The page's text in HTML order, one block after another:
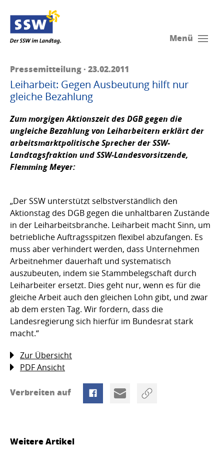
Menü
Pressemitteilung · 23.02.2011
Leiharbeit: Gegen Ausbeutung hilft nur
gleiche Bezahlung
Zum morgigen Aktionszeit des DGB gegen die
ungleiche Bezahlung von Leiharbeitern erklärt der
arbeitsmarktpolitische Sprecher der SSW-
Landtagsfraktion und SSW-Landesvorsitzende,
Flemming Meyer:
„Der SSW unterstützt selbstverständlich den
Aktionstag des DGB gegen die unhaltbaren Zustände
in der Leiharbeitsbranche. Leiharbeit macht Sinn, um
betriebliche Auftragsspitzen flexibel abzufangen. Es
muss aber verhindert werden, dass Unternehmen
Arbeitnehmer dauerhaft und systematisch
auszubeuten, indem sie Stammbelegschaft durch
Leiharbeiter ersetzt. Dies geht nur, wenn es für die
gleiche Arbeit auch den gleichen Lohn gibt, und zwar
ab dem ersten Tag. Wir fordern, dass die
Landesregierung sich hierfür im Bundesrat stark
macht.“
Zur Übersicht
PDF Ansicht
Verbreiten auf
Weitere Artikel